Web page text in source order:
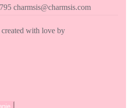
charmsis@charmsis.com
with love by